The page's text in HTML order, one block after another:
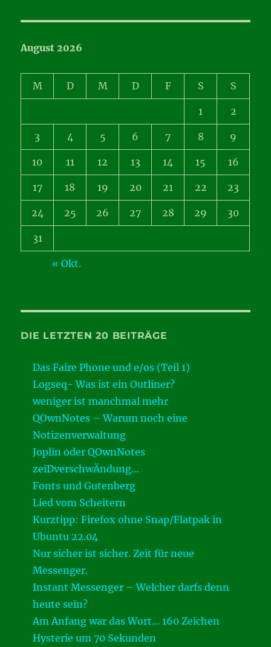
August 2026
M D M D F S S
1 2
3 4 5 6 7 8 9
10 11 12 13 14 15 16
17 18 19 20 21 22 23
24 25 26 27 28 29 30
31
« Okt.
DIE LETZTEN 20 BEITRÄGE
Das Faire Phone und e/os (Teil 1)
Logseq- Was ist ein Outliner?
weniger ist manchmal mehr
QOwnNotes – Warum noch eine
Notizenverwaltung
Joplin oder QOwnNotes
zeiDverschwÄndung…
Fonts und Gutenberg
Lied vom Scheitern
Kurztipp: Firefox ohne Snap/Flatpak in
Ubuntu 22.04
Nur sicher ist sicher. Zeit für neue
Messenger.
Instant Messenger – Welcher darfs denn
heute sein?
Am Anfang war das Wort… 160 Zeichen
Hysterie um 70 Sekunden